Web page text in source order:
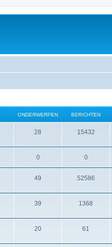
ONDERWERPEN BERICHTEN
28 15432
0 0
49 52586
39 1368
20 61